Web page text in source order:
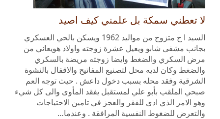
لا تعطني سمكة بل علمني كيف اصيد
السيد ا ح متزوج من مواليد 1962 ويسكن بالحي العسكري
بجانب مشفى شابو ويعيل عشرة زوجته واولاد هويعاني من
مرض السكري والضغط وايضا زوجته مريضة بالسكري
والضغط وكان لديه محل لتصنيع المفاتيح والاقفال بالنشوة
الشرقية وفقد محله بسبب دخول داعش . حيث توجه العم
صبحي الملقب بأبو علي لمستقبل يفقد المأوى والى كل شيء
وهو الامر الذي ادى للفقر والعجز في تامين الاحتياجات
والتعرض للضغوط النفسية المرافقة . وعندما…